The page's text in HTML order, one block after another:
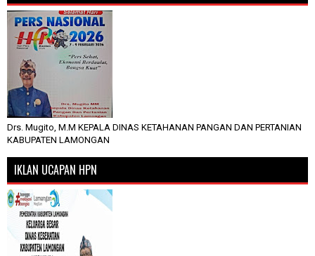
Drs. Mugito, M.M KEPALA DINAS KETAHANAN PANGAN DAN PERTANIAN
KABUPATEN LAMONGAN
IKLAN UCAPAN HPN